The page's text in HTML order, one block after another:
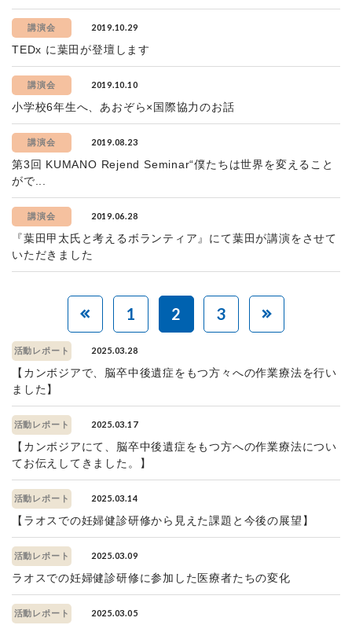
講演会 2019.10.29
TEDx に葉田が登壇します
講演会 2019.10.10
小学校6年生へ、あおぞら×国際協力のお話
講演会 2019.08.23
第3回 KUMANO Rejend Seminar“僕たちは世界を変えること
がで...
講演会 2019.06.28
『葉田甲太氏と考えるボランティア』にて葉田が講演をさせて
いただきました
1 2 3
活動レポート 2025.03.28
【カンボジアで、脳卒中後遺症をもつ方々への作業療法を行い
ました】
活動レポート 2025.03.17
【カンボジアにて、脳卒中後遺症をもつ方への作業療法につい
てお伝えしてきました。】
活動レポート 2025.03.14
【ラオスでの妊婦健診研修から見えた課題と今後の展望】
活動レポート 2025.03.09
ラオスでの妊婦健診研修に参加した医療者たちの変化
活動レポート 2025.03.05